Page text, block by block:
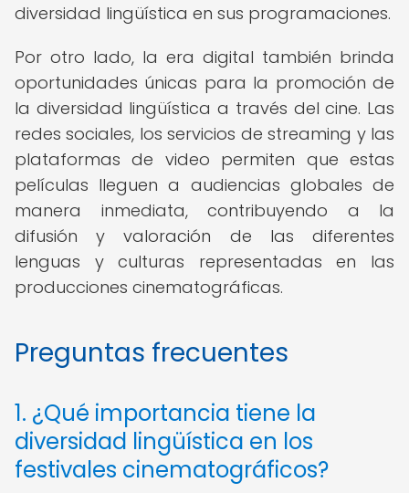
diversidad lingüística en sus programaciones.
Por otro lado, la era digital también brinda
oportunidades únicas para la promoción de
la diversidad lingüística a través del cine. Las
redes sociales, los servicios de streaming y las
plataformas de video permiten que estas
películas lleguen a audiencias globales de
manera inmediata, contribuyendo a la
difusión y valoración de las diferentes
lenguas y culturas representadas en las
producciones cinematográficas.
Preguntas frecuentes
1. ¿Qué importancia tiene la
diversidad lingüística en los
festivales cinematográficos?